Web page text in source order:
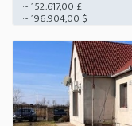
~ 152.617,00 £
~ 196.904,00 $